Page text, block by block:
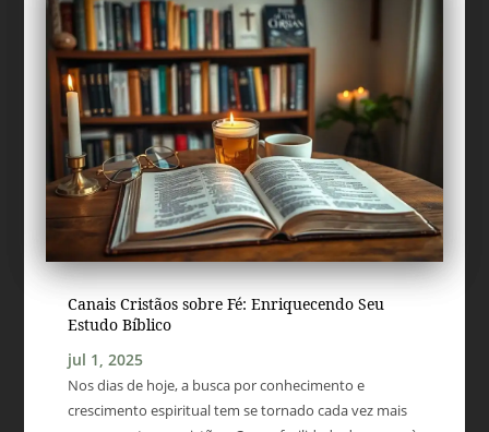
Canais Cristãos sobre Fé: Enriquecendo Seu
Estudo Bíblico
jul 1, 2025
Nos dias de hoje, a busca por conhecimento e
crescimento espiritual tem se tornado cada vez mais